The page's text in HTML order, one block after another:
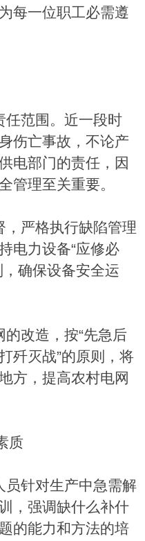
每一位职工必需遵
任范围。近一段时
伤亡事故，不论产
电部门的责任，因
管理至关重要。
严格执行缺陷管理
电力设备“应修必
确保设备安全运
改造，按“先急后
歼灭战”的原则，将
方，提高农村电网
质
员针对生产中急需解
，强调缺什么补什
的能力和方法的培